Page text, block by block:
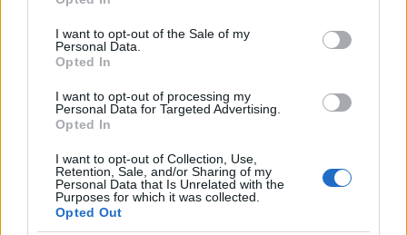
use your data for below specified purposes in below Google
consent section.
I want to opt-out of the Sale of my
Personal Data.
Opted In
I want to opt-out of processing my
Personal Data for Targeted Advertising.
Opted In
I want to opt-out of Collection, Use,
Retention, Sale, and/or Sharing of my
Personal Data that Is Unrelated with the
Purposes for which it was collected.
Opted Out
Έναν χρόνο μετά, κλείνει το show του Willie Norris
Workshop. Δεν είναι απλώς μια εμφάνιση. Είναι
statement.